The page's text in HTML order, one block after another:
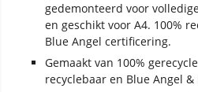
gedemonteerd voor
en geschikt voor A4. 100%
Blue Angel certificering.
Gemaakt van 100%
recyclebaar en Blue Angel &